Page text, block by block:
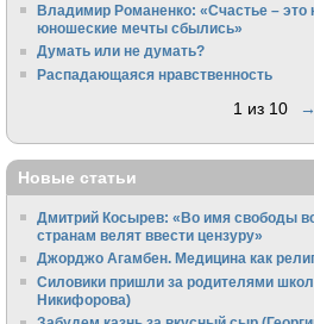
Владимир Романенко: «Счастье – это
юношеские мечты сбылись»
Думать или не думать?
Распадающаяся нравственность
1 из 10 →
Новые статьи
Дмитрий Косырев: «Во имя свободы
странам велят ввести цензуру»
Джорджо Агамбен. Медицина как
Силовики пришли за родителями
Никифорова)